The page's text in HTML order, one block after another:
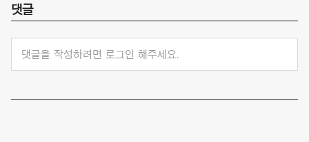
댓글
댓글을 작성하려면 로그인 해주세요.